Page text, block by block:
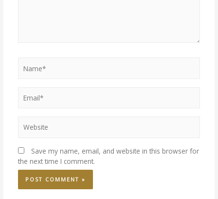
Save my name, email, and website in this browser for
the next time I comment.